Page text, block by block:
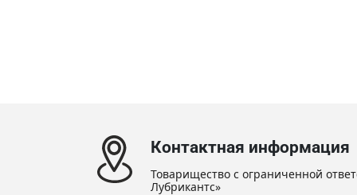
Контактная информация
Товарищество с ограниченной
Лубрикантс»